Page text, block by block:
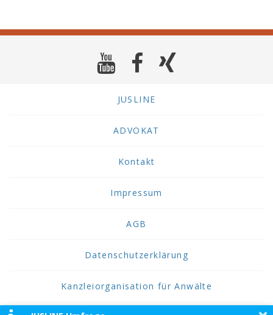
JUSLINE
ADVOKAT
Kontakt
Impressum
AGB
Datenschutzerklärung
Kanzleiorganisation für Anwälte